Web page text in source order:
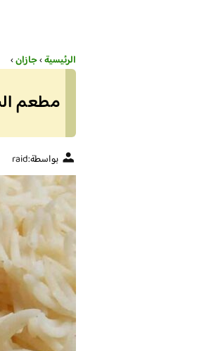
الرئيسية›جازان›
مطعم
بواسطة:raid